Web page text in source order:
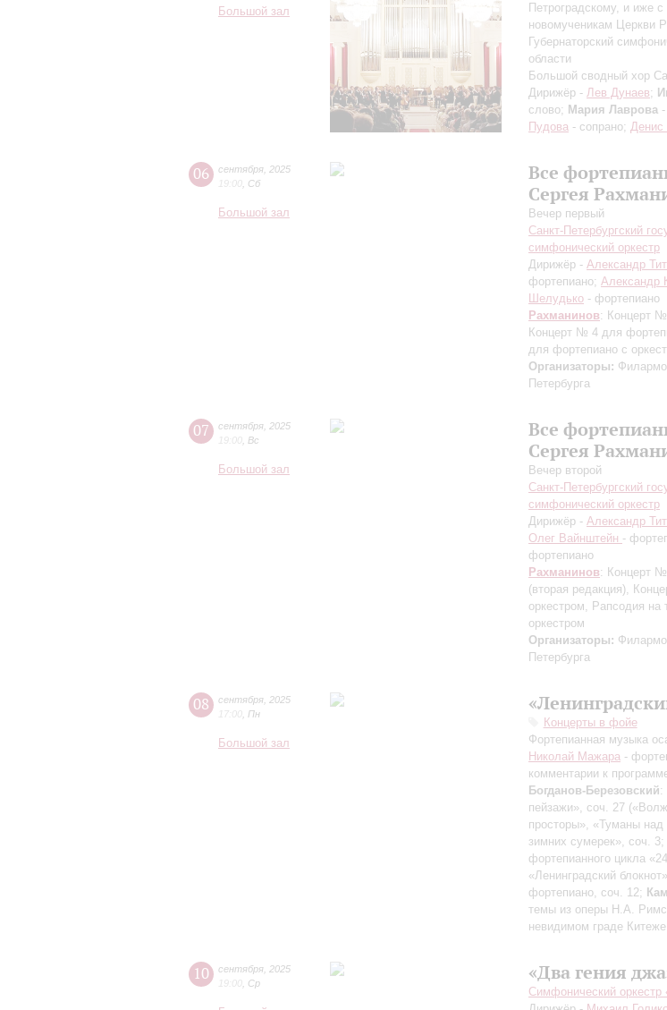
Большой зал
Петроградскому, и иже
новомученикам Церкви
Губернаторский
области
Большой сводный хор
Дирижёр - Лев Дунаев;
слово; Мария Лаврова
Пудова - сопрано; Денис
06 сентября 2025
19:00 Сб
Большой зал
Все
Сергея
Вечер первый
Санкт-Петербургский
симфонический оркестр
Дирижёр - Александр
фортепиано; Александр
Шелудько - фортепиано
Рахманинов: Концерт №
Концерт № 4 для
для фортепиано с
Организаторы:
Петербурга
07 сентября 2025
19:00 Вс
Большой зал
Все
Сергея
Вечер второй
Санкт-Петербургский
симфонический оркестр
Дирижёр - Александр
Олег Вайнштейн -
фортепиано
Рахманинов: Концерт №
(вторая редакция),
оркестром, Рапсодия на
оркестром
Организаторы:
Петербурга
08 сентября 2025
17:00 Пн
Большой зал
Концерты в фойе
Фортепианная музыка
Николай Мажара -
комментарии к
Богданов-Березовский:
пейзажи», соч. 27
просторы», «Туманы над
зимних сумерек», соч. 3;
фортепианного цикла
«Ленинградский
фортепиано, соч. 12;
темы из оперы Н.А.
невидимом граде
10 сентября 2025
19:00 Ср «Два гения
Симфонический оркестр